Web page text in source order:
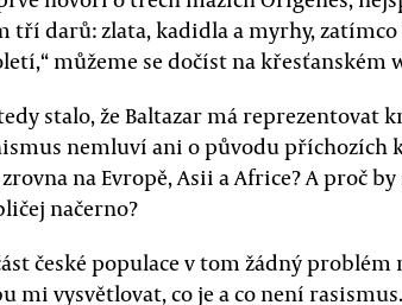
tří darů: zlata, kadidla a myrhy,
můžeme se dočíst na křesťanském
stalo, že Baltazar má reprezentovat
nemluví ani o původu příchozích
na Evropě, Asii a Africe? A proč
načerno?
české populace v tom žádný
mi vysvětlovat, co je a co není